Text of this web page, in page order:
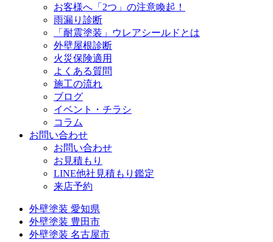
お客様へ「2つ」の注意喚起！
雨漏り診断
「耐震塗装」ウレアシールドとは
外壁屋根診断
火災保険適用
よくある質問
施工の流れ
ブログ
イベント・チラシ
コラム
お問い合わせ
お問い合わせ
お見積もり
LINE他社見積もり鑑定
来店予約
外壁塗装 愛知県
外壁塗装 豊田市
外壁塗装 名古屋市